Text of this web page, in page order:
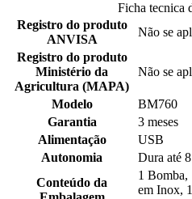
Ficha tecnica
Registro do produto
ANVISA
Não se
Registro do produto
Ministério da
Agricultura (MAPA)
Não se
Modelo
BM760
Garantia
3 meses
Alimentação
USB
Autonomia
Dura até
Conteúdo da
1 Bomba,
em Inox,